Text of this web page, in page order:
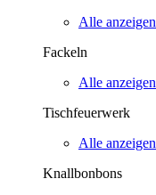
Alle anzeigen
Fackeln
Alle anzeigen
Tischfeuerwerk
Alle anzeigen
Knallbonbons